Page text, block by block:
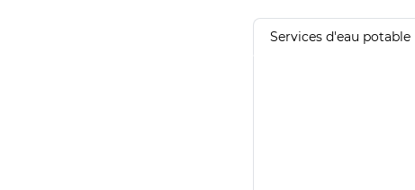
Services d'eau potable